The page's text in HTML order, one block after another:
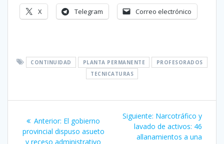
X Telegram Correo electrónico
CONTINUIDAD PLANTA PERMANENTE
PROFESORADOS
TECNICATURAS
de Anterior: Entrada
anterior:
El gobierno
provincial dispuso asueto
y receso administrativo
Siguiente: Siguiente
entrada:
Narcotráfico y
lavado de activos: 46
allanamientos a una